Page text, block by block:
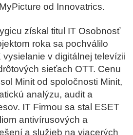
od Innovatrics.
získal titul IT Osobnosť
roka sa pochválilo
v digitálnej televízii
sieťach OTT. Cenu
Minit od spoločnosti Minit,
analýzu, audit a
IT Firmou sa stal ESET
antivírusových a
a služieb na viacerých